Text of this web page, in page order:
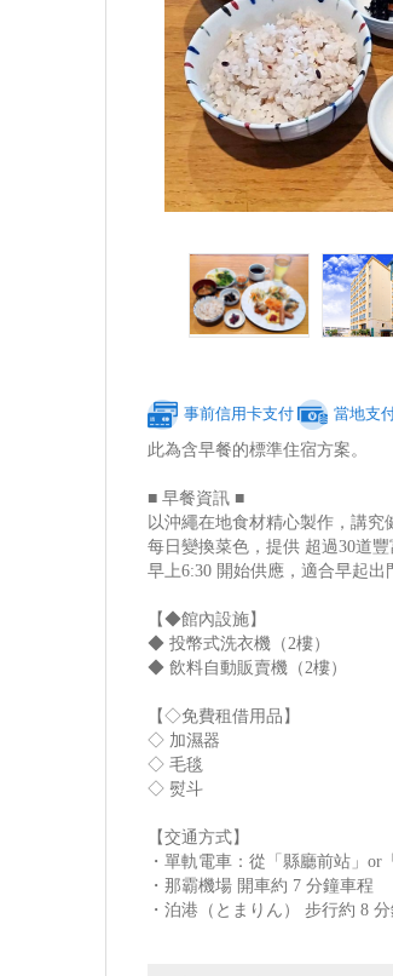
事前信用卡支付 當地支
此為含早餐的標準住宿方案。
■ 早餐資訊 ■
以沖繩在地食材精心製作，講
每日變換菜色，提供 超過30道豐
早上6:30 開始供應，適合早起出
【◆館內設施】
◆ 投幣式洗衣機（2樓）
◆ 飲料自動販賣機（2樓）
【◇免費租借用品】
◇ 加濕器
◇ 毛毯
◇ 熨斗
【交通方式】
・單軌電車：從「縣廳前站」or
・那霸機場 開車約 7 分鐘車程
・泊港（とまりん） 步行約 8 分